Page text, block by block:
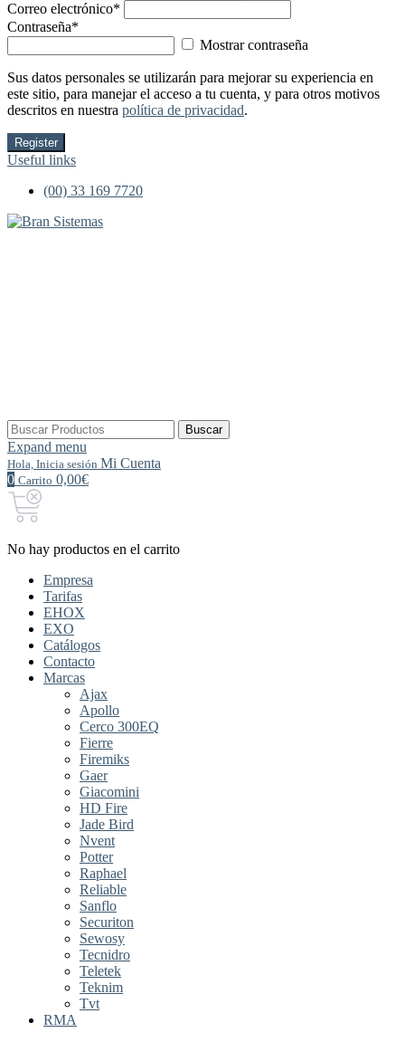
Correo electrónico*
Contraseña*
Mostrar contraseña
Sus datos personales se utilizarán para mejorar su experiencia en
este sitio, para manejar el acceso a tu cuenta, y para otros motivos
descritos en nuestra política de privacidad.
Register
Useful links
(00) 33 169 7720
Buscar
por:
Buscar
Expand menu
Hola, Inicia sesión Mi Cuenta
0 Carrito 0,00€
No hay productos en el carrito
Empresa
Tarifas
EHOX
EXO
Catálogos
Contacto
Marcas
Ajax
Apollo
Cerco 300EQ
Fierre
Firemiks
Gaer
Giacomini
HD Fire
Jade Bird
Nvent
Potter
Raphael
Reliable
Sanflo
Securiton
Sewosy
Tecnidro
Teletek
Teknim
Tvt
RMA